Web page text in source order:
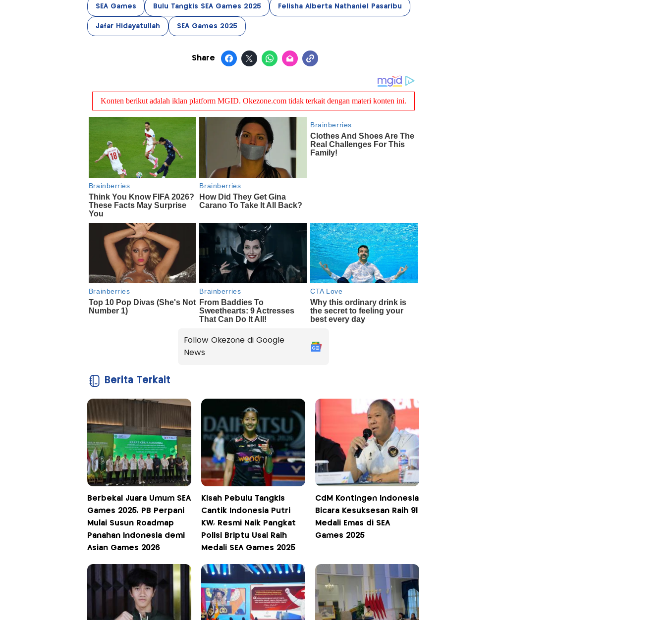
SEA Games Bulu Tangkis SEA Games 2025 Felisha Alberta Nathaniel Pasaribu
Jafar Hidayatullah SEA Games 2025
Share
Follow Okezone di Google
News
Berita Terkait
Berbekal Juara Umum SEA
Games 2025, PB Perpani
Mulai Susun Roadmap
Panahan Indonesia demi
Asian Games 2026
Kisah Pebulu Tangkis
Cantik Indonesia Putri
KW, Resmi Naik Pangkat
Polisi Briptu Usai Raih
Medali SEA Games 2025
CdM Kontingen Indonesia
Bicara Kesuksesan Raih 91
Medali Emas di SEA
Games 2025